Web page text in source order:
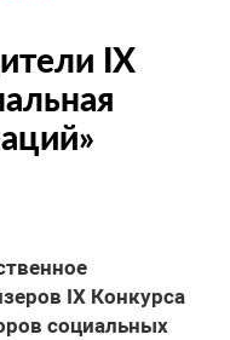
IX
IX Конкурса
социальных